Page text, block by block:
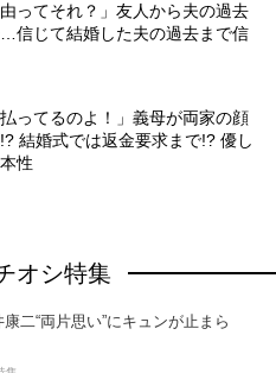
由ってそれ？」友人から夫の過去
信じて結婚した夫の過去まで信
払ってるのよ！」義母が両家の顔
結婚式では返金要求まで!? 優し
性
オシ特集
二“両片思い”にキュンが止まら